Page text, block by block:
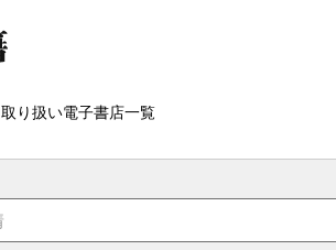
取り扱い電子書店一覧